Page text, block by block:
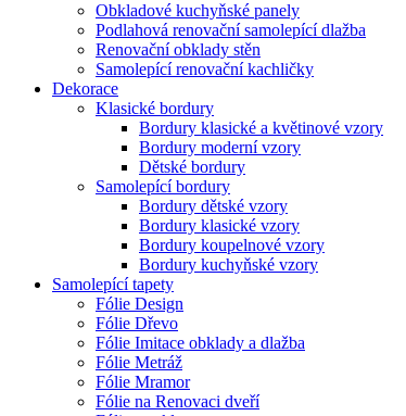
Obkladové kuchyňské panely
Podlahová renovační samolepící dlažba
Renovační obklady stěn
Samolepící renovační kachličky
Dekorace
Klasické bordury
Bordury klasické a květinové vzory
Bordury moderní vzory
Dětské bordury
Samolepící bordury
Bordury dětské vzory
Bordury klasické vzory
Bordury koupelnové vzory
Bordury kuchyňské vzory
Samolepící tapety
Fólie Design
Fólie Dřevo
Fólie Imitace obklady a dlažba
Fólie Metráž
Fólie Mramor
Fólie na Renovaci dveří